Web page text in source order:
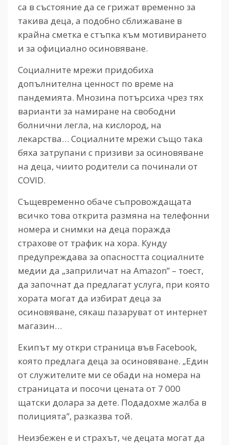
са в състояние да се грижат временно за
такива деца, а подобно сближаване в
крайна сметка е стъпка към мотивирането
и за официално осиновяване.
Социалните мрежи придобиха
допълнителна ценност по време на
пандемията. Мнозина потърсиха чрез тях
варианти за намиране на свободни
болнични легла, на кислород, на
лекарства… Социалните мрежи също така
бяха затрупани с призиви за осиновяване
на деца, чиито родители са починали от
COVID.
Същевременно обаче съпровождащата
всичко това открита размяна на телефонни
номера и снимки на деца поражда
страхове от трафик на хора. Кунду
предупреждава за опасността социалните
медии да „заприличат на Amazon” – тоест,
да започнат да предлагат услуга, при която
хората могат да избират деца за
осиновяване, сякаш пазаруват от интернет
магазин…
Екипът му откри страница във Facebook,
която предлага деца за осиновяване. „Един
от служителите ми се обади на номера на
страницата и посочи цената от 7 000
щатски долара за дете. Подадохме жалба в
полицията”, разказва той.
Неизбежен е и страхът, че децата могат да